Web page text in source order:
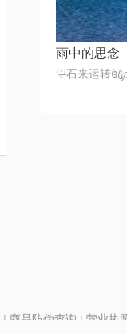
雨中的思念
♡̶石来运转
| 商品防伪查询 | 营业执